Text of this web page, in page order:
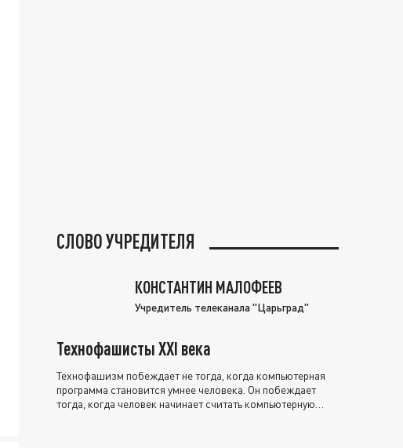
СЛОВО УЧРЕДИТЕЛЯ
КОНСТАНТИН МАЛОФЕЕВ
Учредитель телеканала "Царьград"
Технофашисты XXI века
Технофашизм побеждает не тогда, когда компьютерная
программа становится умнее человека. Он побеждает
тогда, когда человек начинает считать компьютерную